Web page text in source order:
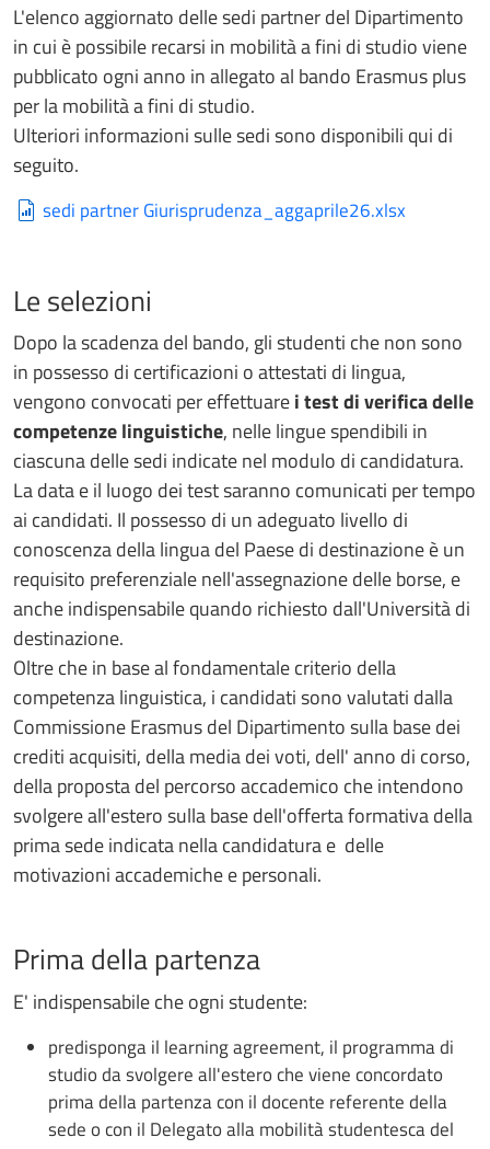
L'elenco aggiornato delle sedi partner del Dipartimento
in cui è possibile recarsi in mobilità a fini di studio viene
pubblicato ogni anno in allegato al bando Erasmus plus
per la mobilità a fini di studio.
Ulteriori informazioni sulle sedi sono disponibili qui di
seguito.
sedi partner Giurisprudenza_aggaprile26.xlsx
Le selezioni
Dopo la scadenza del bando, gli studenti che non sono
in possesso di certificazioni o attestati di lingua,
vengono convocati per effettuarei test di verifica delle
competenze linguistiche, nelle lingue spendibili in
ciascuna delle sedi indicate nel modulo di candidatura.
La data e il luogo dei test saranno comunicati per tempo
ai candidati. Il possesso di un adeguato livello di
conoscenza della lingua del Paese di destinazione è un
requisito preferenziale nell'assegnazione delle borse, e
anche indispensabile quando richiesto dall'Università di
destinazione.
Oltre che in base al fondamentale criterio della
competenza linguistica, i candidati sono valutati dalla
Commissione Erasmus del Dipartimento sulla base dei
crediti acquisiti, della media dei voti, dell' anno di corso,
della proposta del percorso accademico che intendono
svolgere all'estero sulla base dell'offerta formativa della
prima sede indicata nella candidatura e delle
motivazioni accademiche e personali.
Prima della partenza
E' indispensabile che ogni studente:
predisponga il learning agreement, il programma di
studio da svolgere all'estero che viene concordato
prima della partenza con il docente referente della
sede o con il Delegato alla mobilità studentesca del